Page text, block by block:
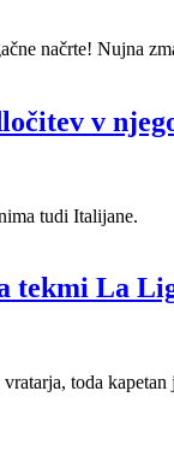
načrte! Nujna
v
tudi Italijane.
La
toda kapetan